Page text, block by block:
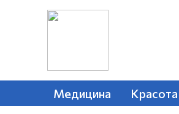
Медицина Красота